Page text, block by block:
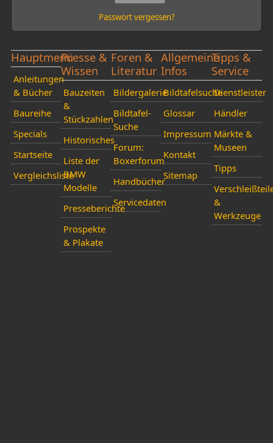
Passwort vergessen?
Hauptmenü
Anleitungen
& Bücher
Baureihe
Specials
Startseite
Vergleichsliste
Presse &
Wissen
Bauzeiten
&
Stückzahlen
Historisches
Liste der
BMW
Modelle
Presseberichte
Prospekte
& Plakate
Foren &
Literatur
Bildergalerie
Bildtafel-
Suche
Forum:
Boxerforum
Handbücher
Servicedaten
Allgemeine
Infos
Bildtafelsuche
Glossar
Impressum
Kontakt
Sitemap
Tipps &
Service
Dienstleister
Händler
Märkte &
Museen
Tipps
&
Werkzeuge